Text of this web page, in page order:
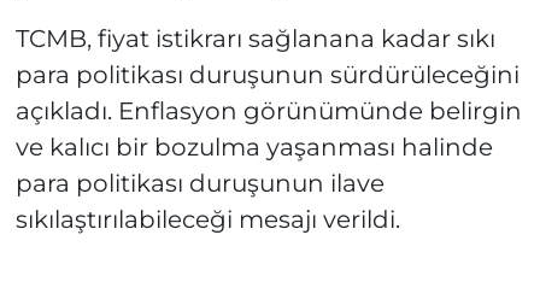
TCMB, fiyat istikrarı sağlanana kadar sıkı
para politikası duruşunun sürdürüleceğini
açıkladı. Enflasyon görünümünde belirgin
ve kalıcı bir bozulma yaşanması halinde
para politikası duruşunun ilave
sıkılaştırılabileceği mesajı verildi.